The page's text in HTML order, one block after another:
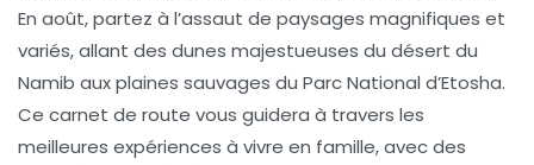
En août, partez à l’assaut de paysages magnifiques et
variés, allant des dunes majestueuses du désert du
Namib aux plaines sauvages du Parc National d’Etosha.
Ce carnet de route vous guidera à travers les
meilleures expériences à vivre en famille, avec des